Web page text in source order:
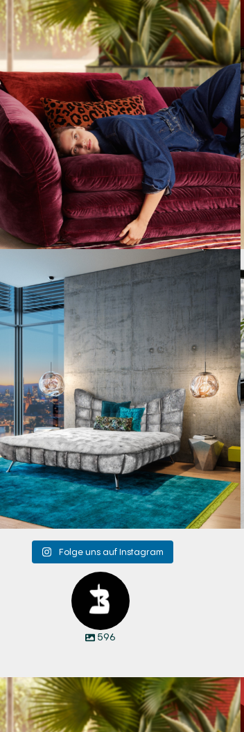
65 1
Cloud 7 – nicht nur zum Sitzen, sondern auch zum
147 3
Folge uns auf Instagram
596
Den Kopf anlehnen. Die Gedanken auf Reisen...
65 1